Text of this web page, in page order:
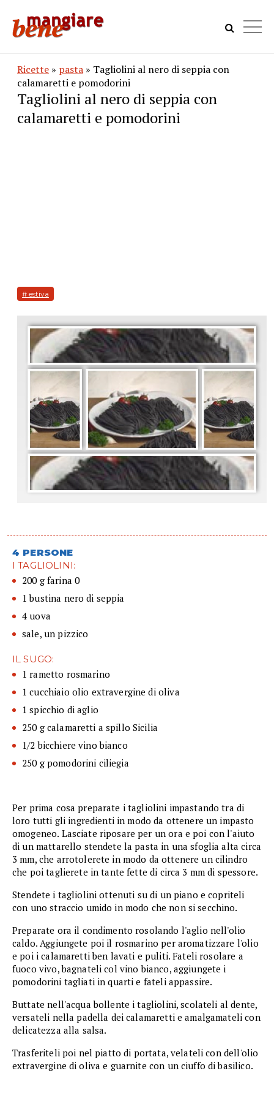
Ricette » pasta » Tagliolini al nero di seppia con
calamaretti e pomodorini
Tagliolini al nero di seppia con
calamaretti e pomodorini
# estiva
4 PERSONE
I TAGLIOLINI:
200 g farina 0
1 bustina nero di seppia
4 uova
sale, un pizzico
IL SUGO:
1 rametto rosmarino
1 cucchiaio olio extravergine di oliva
1 spicchio di aglio
250 g calamaretti a spillo Sicilia
1/2 bicchiere vino bianco
250 g pomodorini ciliegia
Per prima cosa preparate i tagliolini impastando tra di
loro tutti gli ingredienti in modo da ottenere un impasto
omogeneo. Lasciate riposare per un ora e poi con l'aiuto
di un mattarello stendete la pasta in una sfoglia alta circa
3 mm, che arrotolerete in modo da ottenere un cilindro
che poi taglierete in tante fette di circa 3 mm di spessore.
Stendete i tagliolini ottenuti su di un piano e copriteli
con uno straccio umido in modo che non si secchino.
Preparate ora il condimento rosolando l'aglio nell'olio
caldo. Aggiungete poi il rosmarino per aromatizzare l'olio
e poi i calamaretti ben lavati e puliti. Fateli rosolare a
fuoco vivo, bagnateli col vino bianco, aggiungete i
pomodorini tagliati in quarti e fateli appassire.
Buttate nell'acqua bollente i tagliolini, scolateli al dente,
versateli nella padella dei calamaretti e amalgamateli con
delicatezza alla salsa.
Trasferiteli poi nel piatto di portata, velateli con dell'olio
extravergine di oliva e guarnite con un ciuffo di basilico.